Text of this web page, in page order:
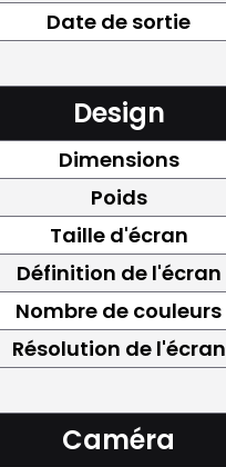
Date de sortie
Design
Dimensions
Poids
Taille d'écran
Définition de l'écran
Nombre de couleurs
Résolution de l'écran
Caméra